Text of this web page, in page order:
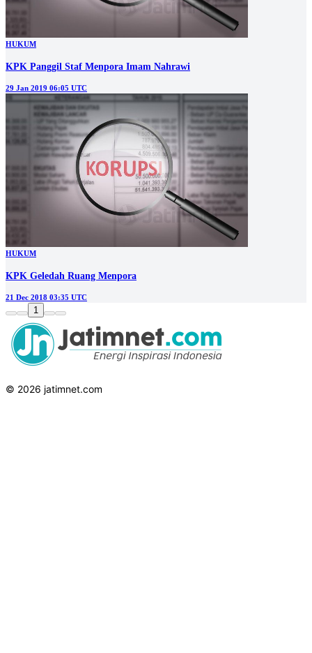
HUKUM
KPK Panggil Staf Menpora Imam Nahrawi
29 Jan 2019 06:05 UTC
HUKUM
KPK Geledah Ruang Menpora
21 Dec 2018 03:35 UTC
1
© 2026 jatimnet.com